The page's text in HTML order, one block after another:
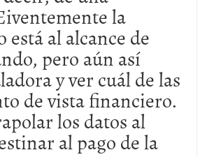
la
al alcance de
pero aún así
y ver cuál de las
de vista financiero.
los datos al
al pago de la